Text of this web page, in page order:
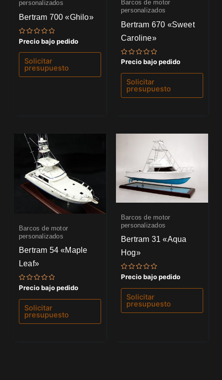
personalizados
Bertram 700 «Ghilo»
Valorado
con
0
de
Precio bajo pedido
Solicitar
presupuesto
Barcos de motor
personalizados
Bertram 670 «Sweet
Caroline»
Valorado
0
de
Precio bajo pedido
Solicitar
presupuesto
Barcos de motor
personalizados
Bertram 54 «Maple
Leaf»
Valorado
con
0
de
Precio bajo pedido
Solicitar
presupuesto
Barcos de motor
personalizados
Bertram 31 «Aqua
Hog»
Valorado
0
de
Precio bajo pedido
Solicitar
presupuesto